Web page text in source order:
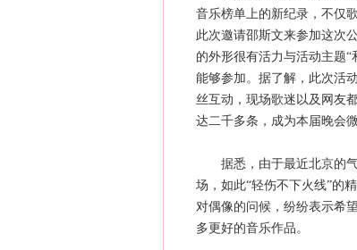
音乐榜单上的新纪录，不仅
此次邀请邵斯文来参加这次
的外形很有活力与活动主题
能够参加。据了解，此次活
丝互动，现场歌迷以及网友
达二千多条，成为本届晚会
据悉，由于最近北京的气
场，如此“轻伤不下火线”的
对偶像的问候，纷纷表示希
多更好的音乐作品。